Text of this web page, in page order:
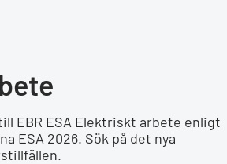
EBR ESA Elektriskt arbete enligt
ESA 2026. Sök på det nya